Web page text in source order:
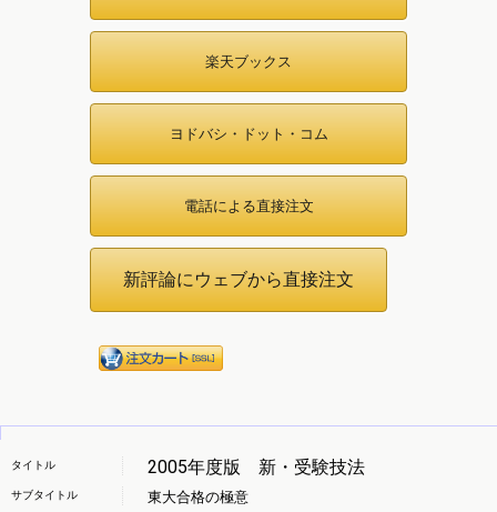
楽天ブックス
ヨドバシ・ドット・コム
電話による直接注文
2005年度版 新・受験技法
タイトル
サブタイトル 東大合格の極意